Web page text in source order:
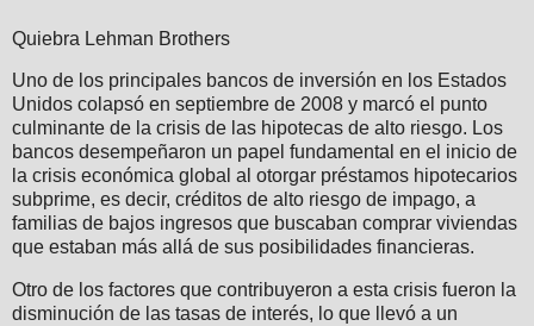
Quiebra Lehman Brothers
Uno de los principales bancos de inversión en los Estados
Unidos colapsó en septiembre de 2008 y marcó el punto
culminante de la crisis de las hipotecas de alto riesgo. Los
bancos desempeñaron un papel fundamental en el inicio de
la crisis económica global al otorgar préstamos hipotecarios
subprime, es decir, créditos de alto riesgo de impago, a
familias de bajos ingresos que buscaban comprar viviendas
que estaban más allá de sus posibilidades financieras.
Otro de los factores que contribuyeron a esta crisis fueron la
disminución de las tasas de interés, lo que llevó a un